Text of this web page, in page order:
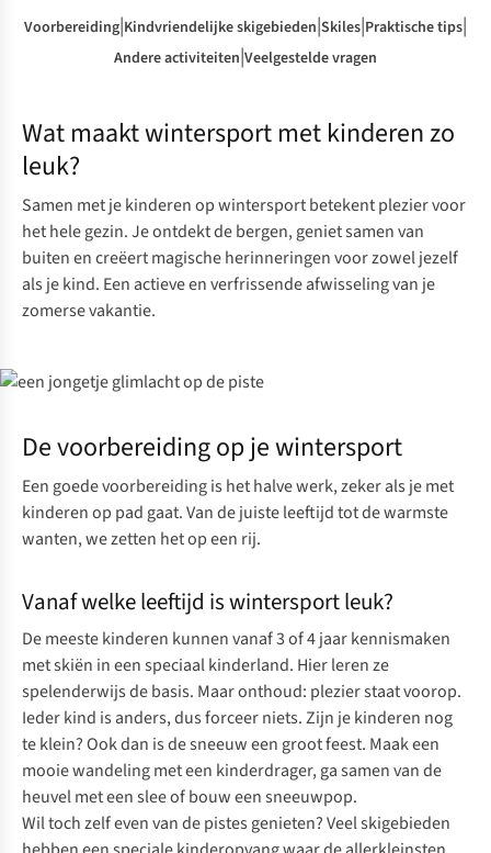
Voorbereiding|Kindvriendelijke skigebieden|Skiles|Praktische tips|
Andere activiteiten|Veelgestelde vragen
Wat maakt wintersport met kinderen zo
leuk?
Samen met je kinderen op wintersport betekent plezier voor
het hele gezin. Je ontdekt de bergen, geniet samen van
buiten en creëert magische herinneringen voor zowel jezelf
als je kind. Een actieve en verfrissende afwisseling van je
zomerse vakantie.
De voorbereiding op je wintersport
Een goede voorbereiding is het halve werk, zeker als je met
kinderen op pad gaat. Van de juiste leeftijd tot de warmste
wanten, we zetten het op een rij.
Vanaf welke leeftijd is wintersport leuk?
De meeste kinderen kunnen vanaf 3 of 4 jaar kennismaken
met skiën in een speciaal kinderland. Hier leren ze
spelenderwijs de basis. Maar onthoud: plezier staat voorop.
Ieder kind is anders, dus forceer niets. Zijn je kinderen nog
te klein? Ook dan is de sneeuw een groot feest. Maak een
mooie wandeling met een kinderdrager, ga samen van de
heuvel met een slee of bouw een sneeuwpop.
Wil toch zelf even van de pistes genieten? Veel skigebieden